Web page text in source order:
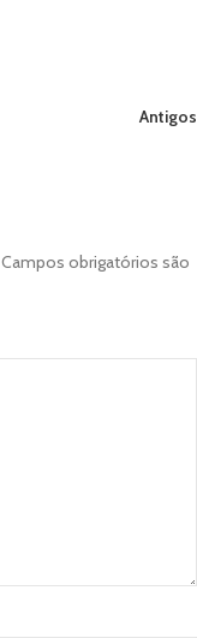
Antigos
Campos obrigatórios são